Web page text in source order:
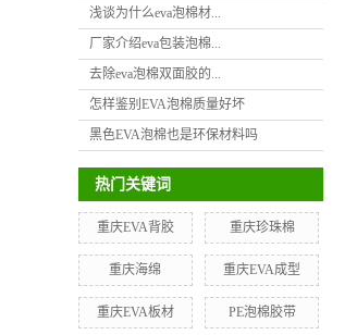
浅谈为什么eva泡棉材...
厂家介绍eva包装泡棉...
去除eva泡棉双面胶的...
怎样鉴别EVA泡棉质量好坏
黑色EVA泡棉也是环保材料吗
热门关键词
重庆EVA背胶 重庆珍珠棉
重庆海绵 重庆EVA成型
重庆EVA板材 PE泡棉胶带